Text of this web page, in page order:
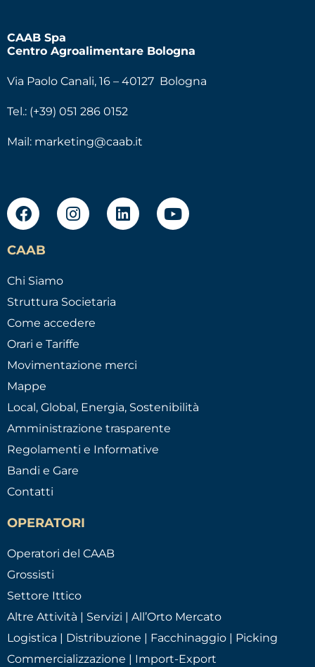
CAAB Spa
Centro Agroalimentare Bologna
Via Paolo Canali, 16 – 40127 Bologna
Tel.: (+39) 051 286 0152
Mail: marketing@caab.it
CAAB
Chi Siamo
Struttura Societaria
Come accedere
Orari e Tariffe
Movimentazione merci
Mappe
Local, Global, Energia, Sostenibilità
Amministrazione trasparente
Regolamenti e Informative
Bandi e Gare
Contatti
OPERATORI
Operatori del CAAB
Grossisti
Settore Ittico
Altre Attività | Servizi | All’Orto Mercato
Logistica | Distribuzione | Facchinaggio | Picking
Commercializzazione | Import-Export